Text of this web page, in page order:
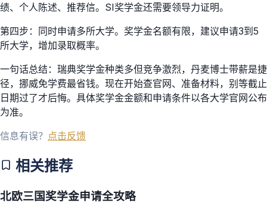
绩、个人陈述、推荐信。SI奖学金还需要领导力证明。
第四步：同时申请多所大学。奖学金名额有限，建议申请3到5
所大学，增加录取概率。
一句话总结：瑞典奖学金种类多但竞争激烈，丹麦博士带薪是捷
径，挪威免学费最省钱。现在开始查官网、准备材料，别等截止
日期过了才后悔。具体奖学金金额和申请条件以各大学官网公布
为准。
信息有误？ 点击反馈
相关推荐
北欧三国奖学金申请全攻略